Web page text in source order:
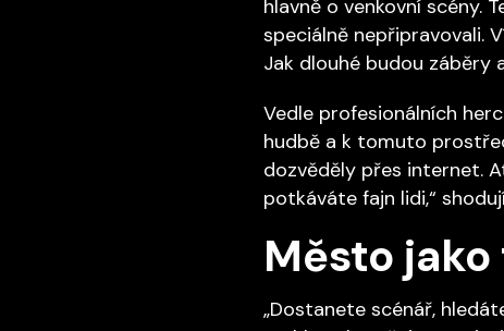
hlavně o venkovní scény.
speciálně nepřipravovali.
Jak dlouhé budou záběry
Vedle profesionálních
hudbě a k tomuto
dozvěděly přes internet.
potkáváte fajn lidi,“
Město
„Dostanete scénář,